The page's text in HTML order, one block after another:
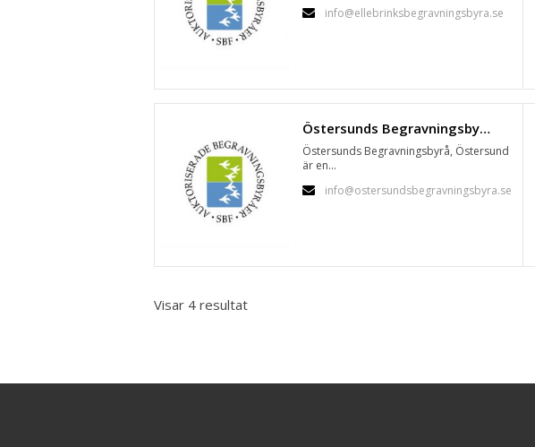
info@ellebrinksbegravningsbyra.se
Östersunds Begravningsbyrå, Östersund
Östersunds Begravningsbyrå, Östersund
är en...
info@ostersundsbegravningsbyra.se
Visar 4 resultat